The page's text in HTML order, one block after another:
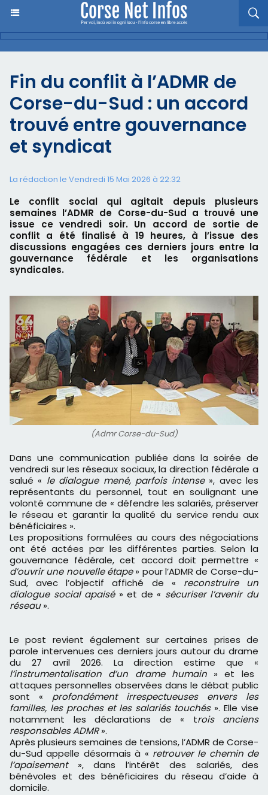
Fin du conflit à l’ADMR de
Corse-du-Sud : un accord
trouvé entre gouvernance
et syndicat
La rédaction le Vendredi 15 Mai 2026 à 22:32
Le conflit social qui agitait depuis plusieurs
semaines l’ADMR de Corse-du-Sud a trouvé une
issue ce vendredi soir. Un accord de sortie de
conflit a été finalisé à 19 heures, à l’issue des
discussions engagées ces derniers jours entre la
gouvernance fédérale et les organisations
syndicales.
(Admr Corse-du-Sud)
Dans une communication publiée dans la soirée de
vendredi sur les réseaux sociaux, la direction fédérale a
salué « le dialogue mené, parfois intense », avec les
représentants du personnel, tout en soulignant une
volonté commune de « défendre les salariés, préserver
le réseau et garantir la qualité du service rendu aux
bénéficiaires ».
Les propositions formulées au cours des négociations
ont été actées par les différentes parties. Selon la
gouvernance fédérale, cet accord doit permettre «
d’ouvrir une nouvelle étape» pour l’ADMR de Corse-du-
Sud, avec l’objectif affiché de « reconstruire un
dialogue social apaisé » et de « sécuriser l’avenir du
réseau».
Le post revient également sur certaines prises de
parole intervenues ces derniers jours autour du drame
du 27 avril 2026. La direction estime que «
l’instrumentalisation d’un drame humain» et les
attaques personnelles observées dans le débat public
sont « profondément irrespectueuses envers les
familles, les proches et les salariés touchés». Elle vise
notamment les déclarations de « trois anciens
responsables ADMR».
Après plusieurs semaines de tensions, l’ADMR de Corse-
du-Sud appelle désormais à « retrouver le chemin de
l’apaisement », dans l’intérêt des salariés, des
bénévoles et des bénéficiaires du réseau d’aide à
domicile.